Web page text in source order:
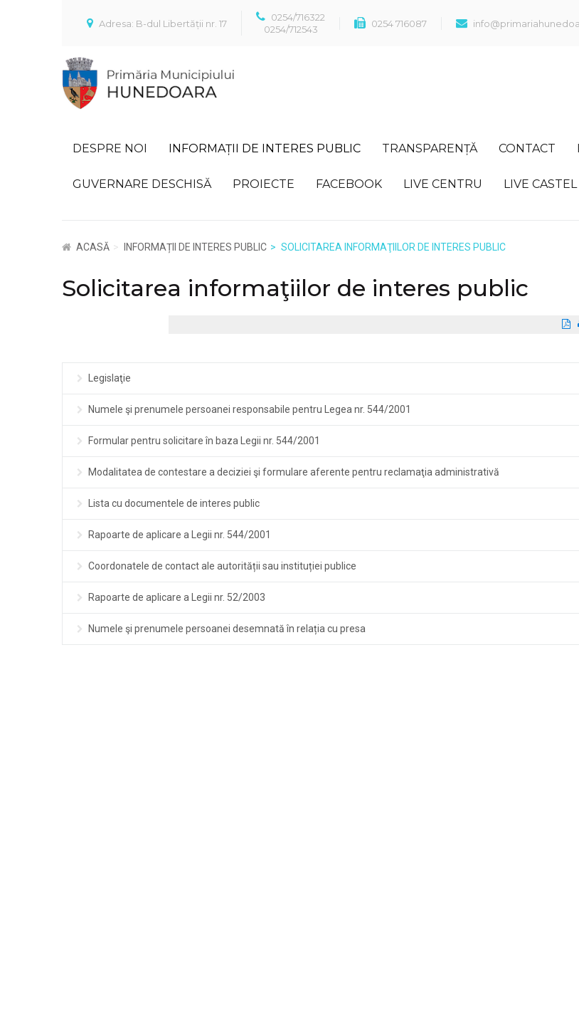
Adresa: B-dul Libertății nr. 17
0254/716322
0254/712543
0254 716087
DESPRE NOI INFORMAȚII DE INTERES PUBLIC TRANSPARENȚĂ CONTACT
GUVERNARE DESCHISĂ PROIECTE FACEBOOK LIVE CENTRU LIVE CASTEL
ACASĂ INFORMAȚII DE INTERES PUBLIC SOLICITAREA INFORMAŢIILOR DE INTERES PUBLIC
Solicitarea informaţiilor de interes public
Legislaţie
Numele şi prenumele persoanei responsabile pentru Legea nr. 544/2001
Formular pentru solicitare în baza Legii nr. 544/2001
Modalitatea de contestare a deciziei şi formulare aferente pentru reclamaţia administrativă
Lista cu documentele de interes public
Rapoarte de aplicare a Legii nr. 544/2001
Coordonatele de contact ale autorității sau instituției publice
Rapoarte de aplicare a Legii nr. 52/2003
Numele şi prenumele persoanei desemnată în relația cu presa